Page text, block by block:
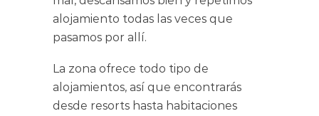
alojamiento todas las veces que
pasamos por allí.
La zona ofrece todo tipo de
alojamientos, así que encontrarás
desde resorts hasta habitaciones